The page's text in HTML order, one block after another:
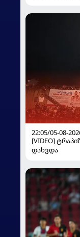
22:05/05-08-
[VIDEO]
დახვდა